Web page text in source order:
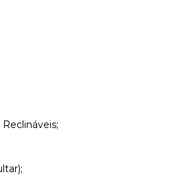
Reclináveis;